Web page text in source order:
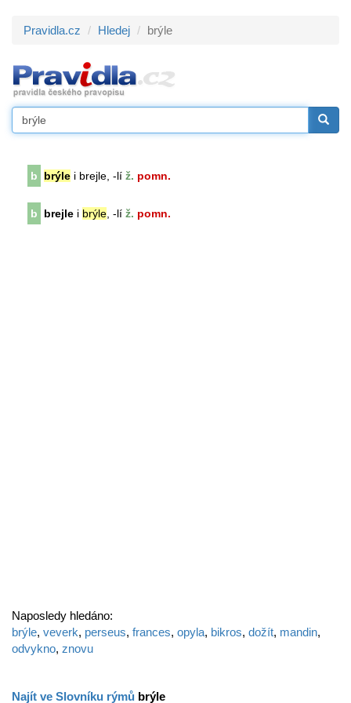
Pravidla.cz Hledej brýle
b brýle i brejle, -lí ž. pomn.
b brejle i brýle , -lí ž. pomn.
Naposledy hledáno:
brýle, veverk, perseus, frances, opyla, bikros, dožít, mandin,
odvykno, znovu
Najít ve Slovníku rýmů brýle